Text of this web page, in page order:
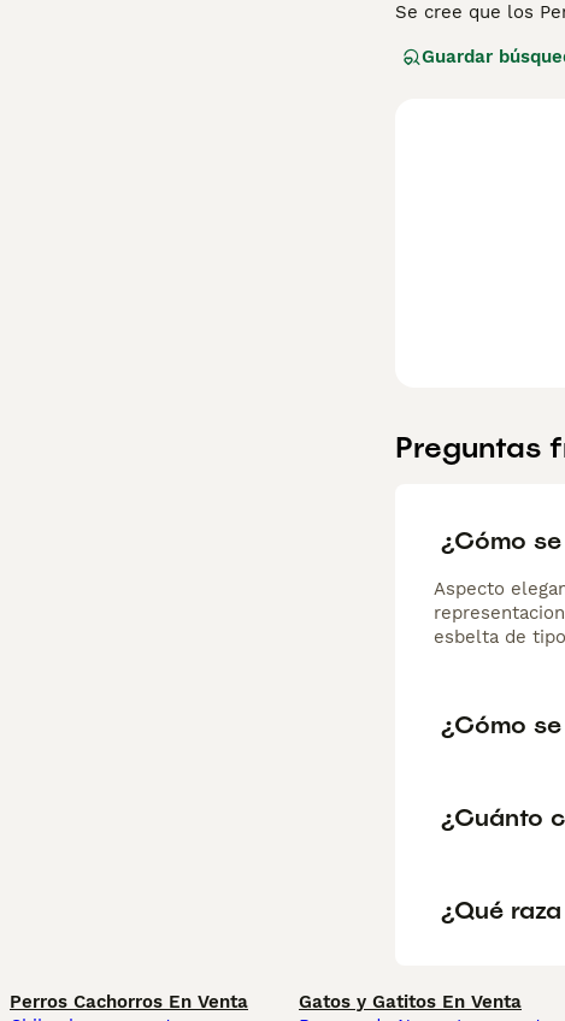
Se cree que los
carácter amistoso
Guardar
Preguntas
¿Cómo
Aspecto
esbelta de
¿Cómo
¿Cuánto
¿Qué
Perros Cachorros En Venta
Gatos y Gatitos En Venta